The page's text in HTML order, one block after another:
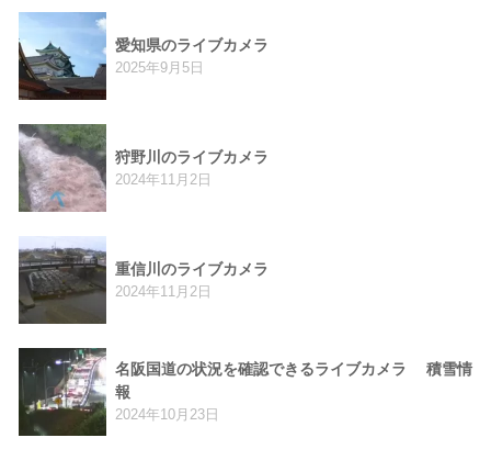
愛知県のライブカメラ
2025年9月5日
狩野川のライブカメラ
2024年11月2日
重信川のライブカメラ
2024年11月2日
名阪国道の状況を確認できるライブカメラ 積雪情
報
2024年10月23日